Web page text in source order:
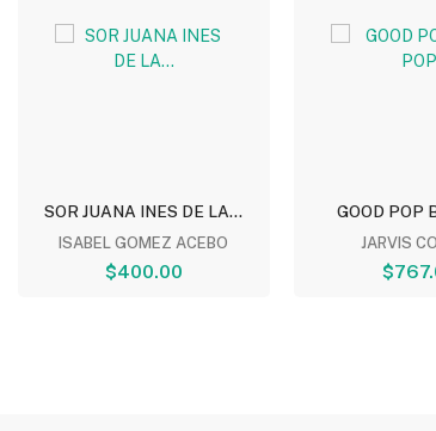
SOR JUANA INES DE LA...
ISABEL GOMEZ ACEBO
$400.00
GOOD POP
JARVIS